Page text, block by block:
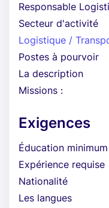
Responsable
Secteur d'activité
Logistique /
Postes à pourvoir
La description
Missions :
Exigences
Éducation minimum
Expérience requise
Nationalité
Les langues